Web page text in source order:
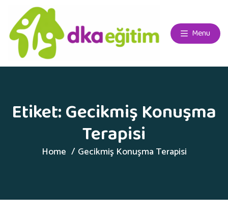
Menu
Etiket:Gecikmiş Konuşma
Terapisi
Home Gecikmiş Konuşma Terapisi